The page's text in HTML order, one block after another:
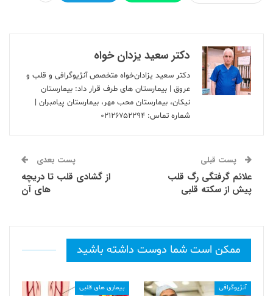
دکتر سعید یزدان خواه
دکتر سعید یزادان‌خواه متخصص آنژیوگرافی و قلب و
عروق | بیمارستان های طرف قرار داد: بیمارستان
نیکان، بیمارستان محب مهر، بیمارستان پیامبران |
شماره تماس: ۰۲۱۲۶۷۵۲۲۹۴
پست قبلی
علائم گرفتگی رگ قلب
پیش از سکته قلبی
پست بعدی
از گشادی قلب تا دریچه
های آن
ممکن است شما دوست داشته باشید
آنژیوگرافی بیماری های قلبی